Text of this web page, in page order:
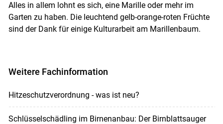
Alles in allem lohnt es sich, eine Marille oder mehr im
Garten zu haben. Die leuchtend gelb-orange-roten Früchte
sind der Dank für einige Kulturarbeit am Marillenbaum.
Weitere Fachinformation
Hitzeschutzverordnung - was ist neu?
Schlüsselschädling im Birnenanbau: Der Birnblattsauger